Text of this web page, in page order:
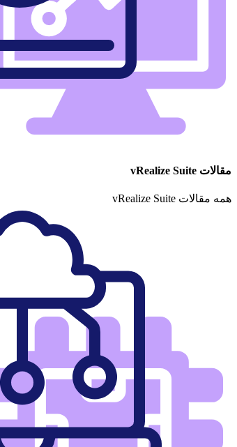
مقالات vRealize Suite
همه مقالات vRealize Suite